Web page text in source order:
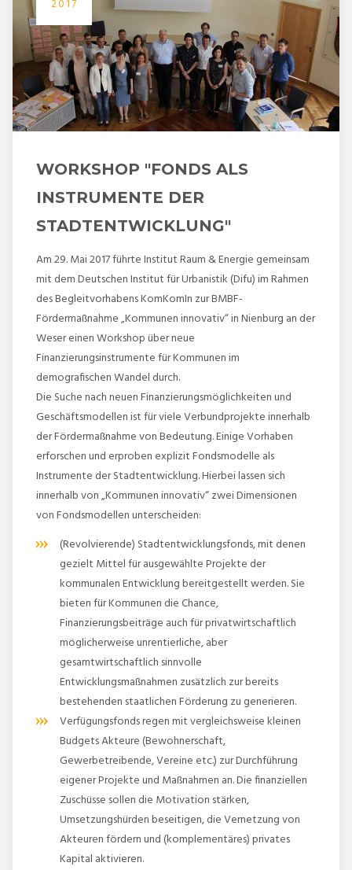
2017
WORKSHOP "FONDS ALS
INSTRUMENTE DER
STADTENTWICKLUNG"
Am 29. Mai 2017 führte Institut Raum & Energie gemeinsam
mit dem Deutschen Institut für Urbanistik (Difu) im Rahmen
des Begleitvorhabens KomKomIn zur BMBF-
Fördermaßnahme „Kommunen innovativ“ in Nienburg an der
Weser einen Workshop über neue
Finanzierungsinstrumente für Kommunen im
demografischen Wandel durch.
Die Suche nach neuen Finanzierungsmöglichkeiten und
Geschäftsmodellen ist für viele Verbundprojekte innerhalb
der Fördermaßnahme von Bedeutung. Einige Vorhaben
erforschen und erproben explizit Fondsmodelle als
Instrumente der Stadtentwicklung. Hierbei lassen sich
innerhalb von „Kommunen innovativ“ zwei Dimensionen
von Fondsmodellen unterscheiden:
(Revolvierende) Stadtentwicklungsfonds, mit denen
gezielt Mittel für ausgewählte Projekte der
kommunalen Entwicklung bereitgestellt werden. Sie
bieten für Kommunen die Chance,
Finanzierungsbeiträge auch für privatwirtschaftlich
möglicherweise unrentierliche, aber
gesamtwirtschaftlich sinnvolle
Entwicklungsmaßnahmen zusätzlich zur bereits
bestehenden staatlichen Förderung zu generieren.
Verfügungsfonds regen mit vergleichsweise kleinen
Budgets Akteure (Bewohnerschaft,
Gewerbetreibende, Vereine etc.) zur Durchführung
eigener Projekte und Maßnahmen an. Die finanziellen
Zuschüsse sollen die Motivation stärken,
Umsetzungshürden beseitigen, die Vernetzung von
Akteuren fördern und (komplementäres) privates
Kapital aktivieren.